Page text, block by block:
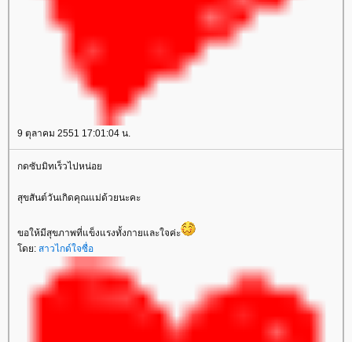
9 ตุลาคม 2551 17:01:04 น.
กดซับมิทเร็วไปหน่อย
สุขสันต์วันเกิดคุณแม่ด้วยนะคะ
ขอให้มีสุขภาพที่แข็งแรงทั้งกายและใจค่ะ
โดย: สาวไกด์ใจซื่อ